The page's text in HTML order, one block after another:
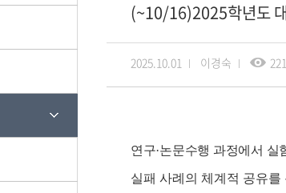
(~10/16)2025학년도
2025.10.01 이경숙 221
연구·논문수행 과정에서 실
실패 사례의 체계적 공유